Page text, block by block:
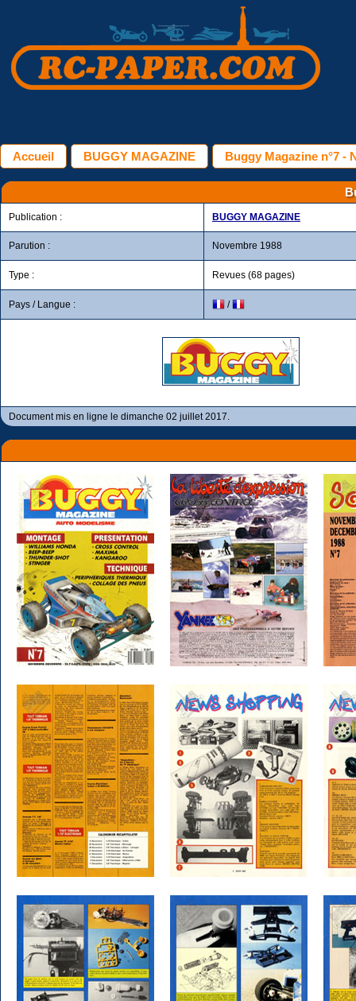
Accueil BUGGY MAGAZINE Buggy Magazine n°7 -
Publication : BUGGY MAGAZINE
Parution : Novembre 1988
Type : Revues (68 pages)
Pays / Langue : /
Document mis en ligne le dimanche 02 juillet 2017.